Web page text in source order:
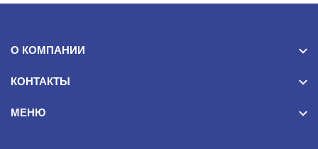
О КОМПАНИИ
КОНТАКТЫ
МЕНЮ